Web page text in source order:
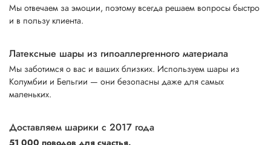
Мы отвечаем за эмоции, поэтому всегда решаем вопросы быстро
и в пользу клиента.
Латексные шары из гипоаллергенного материала
Мы заботимся о вас и ваших близких. Используем шары из
Колумбии и Бельгии — они безопасны даже для самых
маленьких.
Доставляем шарики с 2017 года